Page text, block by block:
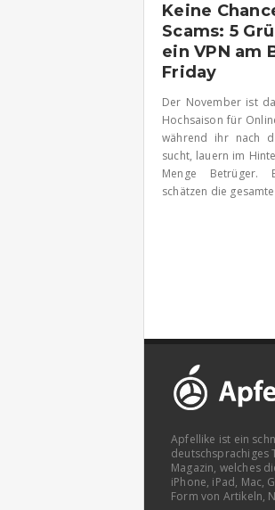
Keine
Scams: 5
ein VPN am
Friday
Der November ist
Hochsaison für
während ihr nach
sucht, lauern im
Menge Betrüger.
schätzen die
Apfellike ist ein
deutschsprachiges
Magazin, welches
iPhone, iPad, Mac,
Form von Artikeln,